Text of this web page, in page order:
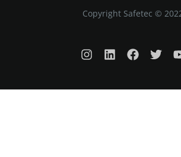
Copyright Safetec ©